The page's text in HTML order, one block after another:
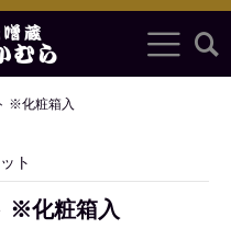
※化粧箱入
ト
※化粧箱入